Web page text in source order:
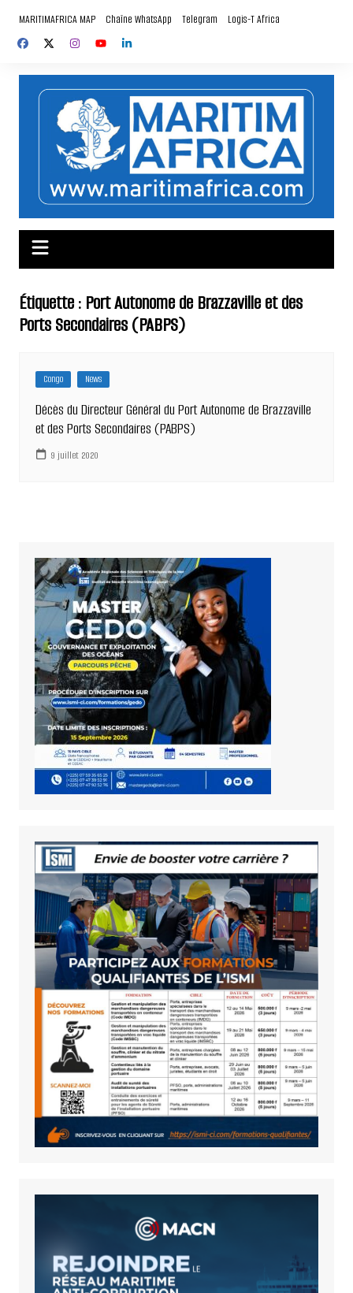
contenu
MARITIMAFRICA MAP Chaîne WhatsApp Telegram Logis-T Africa
Étiquette : Port Autonome de Brazzaville et des
Ports Secondaires (PABPS)
Congo News
Décès du Directeur Général du Port Autonome de Brazzaville
et des Ports Secondaires (PABPS)
9 juillet 2020